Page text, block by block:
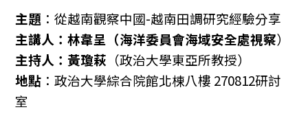
主題 ：從越南觀察中國-越南田調研究經驗分享
主講人：林韋呈（海洋委員會海域安全處視察）
主持人：黃瓊萩 （政治大學東亞所教授）
地點 ：政治大學綜合院館北棟八樓 270812研討
室